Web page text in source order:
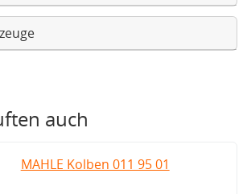
auch
MAHLE Kolben 011 95 01